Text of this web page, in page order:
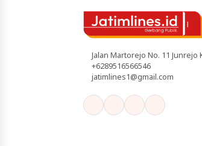
Jalan Martorejo No. 11 Junrejo
+6289516566546
jatimlines1@gmail.com